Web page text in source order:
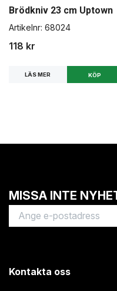
Brödkniv 23 cm Uptown
Artikelnr: 68024
118 kr
LÄS MER
MISSA INTE
Kontakta oss